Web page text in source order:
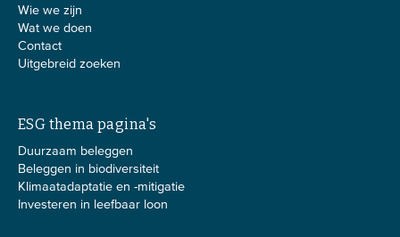
Wie we zijn
Wat we doen
Contact
Uitgebreid zoeken
ESG thema pagina's
Duurzaam beleggen
Beleggen in biodiversiteit
Klimaatadaptatie en -mitigatie
Investeren in leefbaar loon